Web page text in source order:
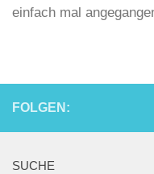
einfach mal
FOLGEN:
SUCHE